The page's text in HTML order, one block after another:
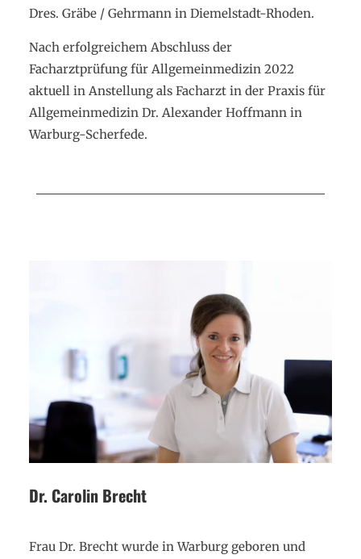
Dres. Gräbe / Gehrmann in Diemelstadt-Rhoden.
Nach erfolgreichem Abschluss der
Facharztprüfung für Allgemeinmedizin 2022
aktuell in Anstellung als Facharzt in der Praxis für
Allgemeinmedizin Dr. Alexander Hoffmann in
Warburg-Scherfede.
Dr. Carolin Brecht
Frau Dr. Brecht wurde in Warburg geboren und